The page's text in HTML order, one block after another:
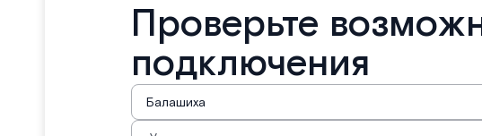
Проверьте
подключения